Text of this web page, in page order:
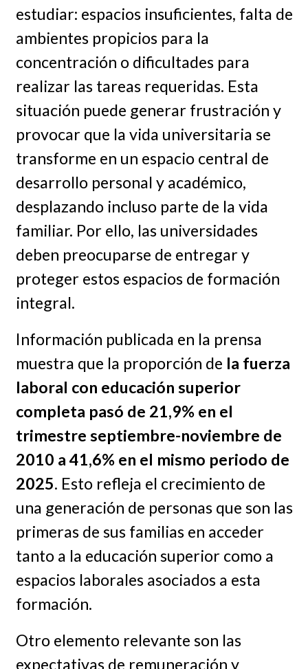
estudiar: espacios insuficientes, falta de
ambientes propicios para la
concentración o dificultades para
realizar las tareas requeridas. Esta
situación puede generar frustración y
provocar que la vida universitaria se
transforme en un espacio central de
desarrollo personal y académico,
desplazando incluso parte de la vida
familiar. Por ello, las universidades
deben preocuparse de entregar y
proteger estos espacios de formación
integral.
Información publicada en la prensa
muestra que la proporción de la fuerza
laboral con educación superior
completa pasó de 21,9% en el
trimestre septiembre-noviembre de
2010 a 41,6% en el mismo periodo de
2025. Esto refleja el crecimiento de
una generación de personas que son las
primeras de sus familias en acceder
tanto a la educación superior como a
espacios laborales asociados a esta
formación.
Otro elemento relevante son las
expectativas de remuneración y